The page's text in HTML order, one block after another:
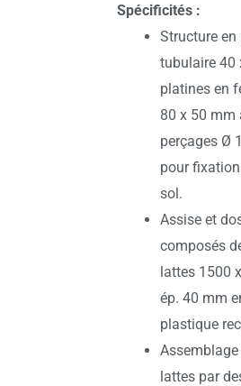
Spécificités :
Structure en
tubulaire 40
platines en
80 x 50 mm
perçages Ø
pour
sol.
Assise et
composés
lattes 1500
ép. 40 mm
plastique
Assemblage
lattes par